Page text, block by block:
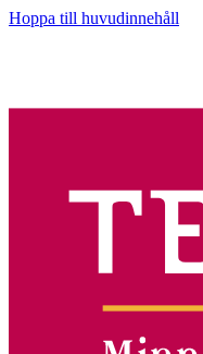
Hoppa till huvudinnehåll